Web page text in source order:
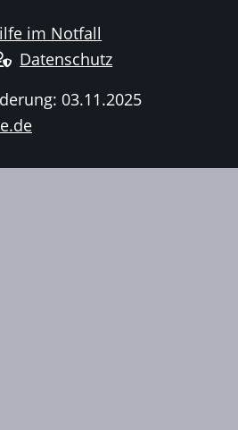
im Notfall
Datenschutz
03.11.2025